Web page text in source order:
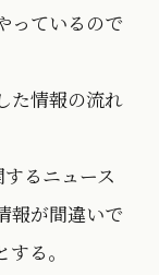
っているので
た情報の流れ
るニュース
報が間違いで
る。